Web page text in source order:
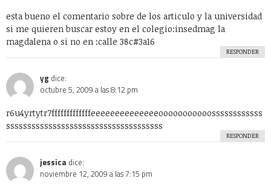
esta bueno el comentario sobre de los articulo y la universidad
si me quieren buscar estoy en el colegio:insedmag la
magdalena o si no en :calle 38c#3a16
RESPONDER
yg dice:
octubre 5, 2009 a las 8:12 pm
r6u4yrtytr7fffffffffffffeeeeeeeeeeeeeeooooooooooossssssssssss
sssssssssssssssssssssssssssssssssssss
RESPONDER
jessica dice:
noviembre 12, 2009 a las 7:15 pm